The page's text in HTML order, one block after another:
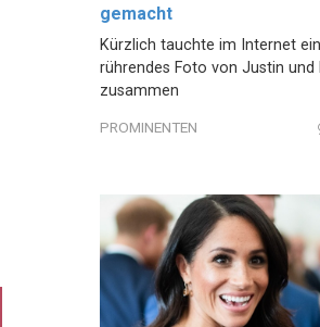
gemacht
Kürzlich tauchte im Internet
rührendes Foto von Justin und
zusammen
PROMINENTEN